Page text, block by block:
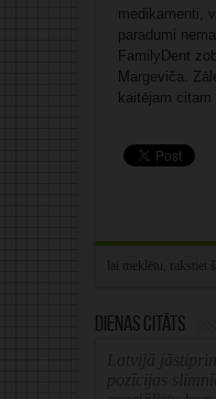
medikamenti,
paradumi
FamilyDent
Margeviča.
kaitējam citam
Dienas citāts